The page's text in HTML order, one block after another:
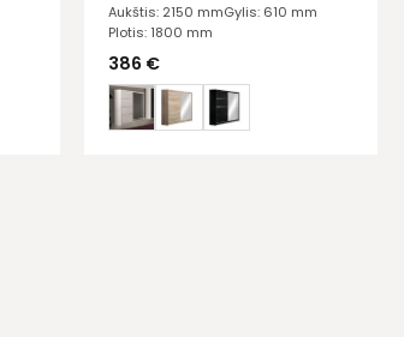
Aukštis: 2150 mmGylis: 610 mm
Plotis: 1800 mm
386 €